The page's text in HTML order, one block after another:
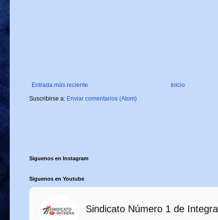
Entrada más reciente
Inicio
Suscribirse a: Enviar comentarios (Atom)
Siguenos en Instagram
Siguenos en Youtube
Sindicato Número 1 de Integra